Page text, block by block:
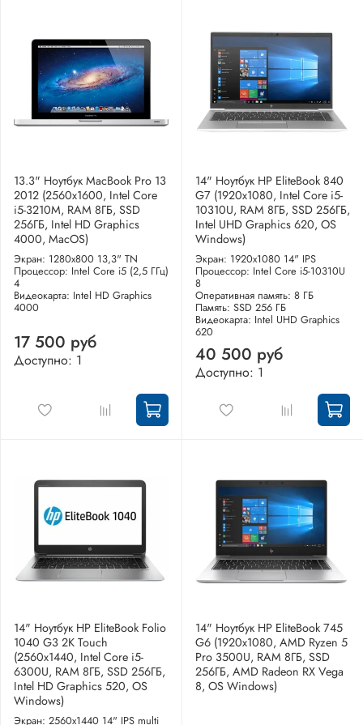
13.3" Ноутбук MacBook Pro 13
2012 (2560x1600, Intel Core
i5-3210M, RAM 8ГБ, SSD
256ГБ, Intel HD Graphics
4000, MacOS)
Экран: 1280x800 13,3" TN
Процессор: Intel Core i5 (2,5 ГГц)
4
Видеокарта: Intel HD Graphics
4000
17 500 руб
Доступно: 1
14" Ноутбук HP EliteBook 840
G7 (1920x1080, Intel Core i5-
10310U, RAM 8ГБ, SSD 256ГБ,
Intel UHD Graphics 620, OS
Windows)
Экран: 1920x1080 14" IPS
Процессор: Intel Core i5-10310U
8
Оперативная память: 8 ГБ
Память: SSD 256 ГБ
Видеокарта: Intel UHD Graphics
620
40 500 руб
Доступно: 1
14" Ноутбук HP EliteBook Folio
1040 G3 2K Touch
(2560x1440, Intel Core i5-
6300U, RAM 8ГБ, SSD 256ГБ,
Intel HD Graphics 520, OS
Windows)
Экран: 2560x1440 14" IPS multi
14" Ноутбук HP EliteBook 745
G6 (1920x1080, AMD Ryzen 5
Pro 3500U, RAM 8ГБ, SSD
256ГБ, AMD Radeon RX Vega
8, OS Windows)